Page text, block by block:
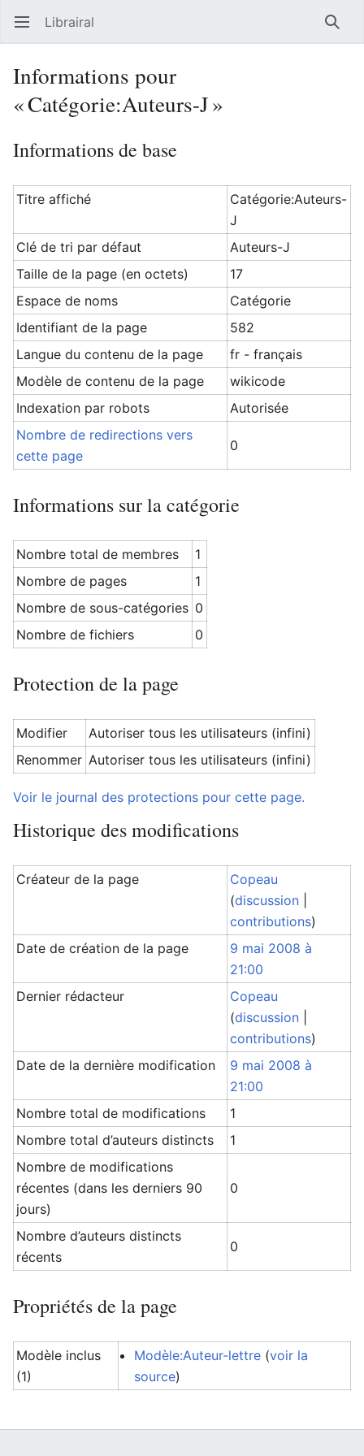
Ouvrir le menu principal Librairal
Informations pour
« Catégorie:Auteurs-J »
Informations de base
Titre affiché
Catégorie:Auteurs-
J
Clé de tri par défaut
Auteurs-J
Taille de la page (en octets)
17
Espace de noms
Catégorie
Identifiant de la page
582
Langue du contenu de la page
fr - français
Modèle de contenu de la page
wikicode
Indexation par robots
Autorisée
Nombre de redirections vers
cette page
0
Informations sur la catégorie
Nombre total de membres
1
Nombre de pages
1
Nombre de sous-catégories 0
Nombre de fichiers
0
Protection de la page
Modifier
Autoriser tous les utilisateurs (infini)
Renommer Autoriser tous les utilisateurs (infini)
Voir le journal des protections pour cette page.
Historique des modifications
Créateur de la page
Copeau
(discussion
contributions)
Date de création de la page
9 mai 2008 à
21:00
Dernier rédacteur
Copeau
(discussion
contributions)
Date de la dernière modification
9 mai 2008 à
21:00
Nombre total de modifications
1
Nombre total d’auteurs distincts
1
Nombre de modifications
récentes (dans les derniers 90
jours)
0
Nombre d’auteurs distincts
récents
0
Propriétés de la page
Modèle inclus
(1)
Modèle:Auteur-lettre (voir la
source)